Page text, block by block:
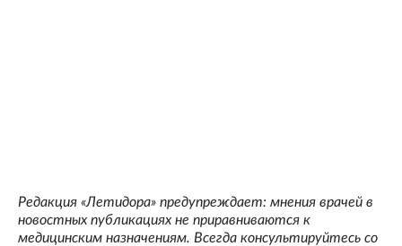
Редакция «Летидора» предупреждает: мнения врачей в
новостных публикациях не приравниваются к
медицинским назначениям. Всегда консультируйтесь со